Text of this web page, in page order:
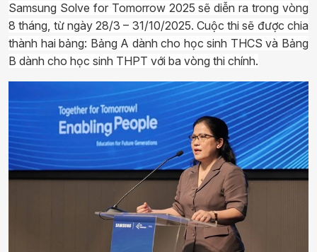
Samsung Solve for Tomorrow 2025 sẽ diễn ra trong vòng
8 tháng, từ ngày 28/3 – 31/10/2025. Cuộc thi sẽ được chia
thành hai bảng: Bảng A dành cho học sinh THCS và Bảng
B dành cho học sinh THPT với ba vòng thi chính.